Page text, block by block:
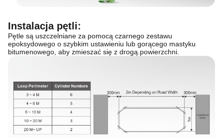
Instalacja pętli:
Pętle są uszczelniane za pomocą czarnego zestawu
epoksydowego o szybkim ustawieniu lub gorącego mastyku
bitumenowego, aby zmieszać się z drogą. powierzchni.